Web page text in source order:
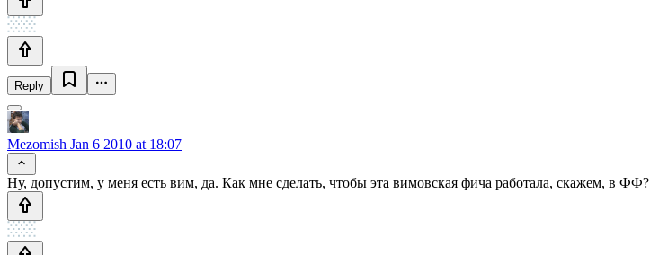
Reply
Mezomish Jan 6 2010 at 18:07
Ну, допустим, у меня есть вим, да. Как мне сделать, чтобы эта вимовская фича работала, скажем, в ФФ?